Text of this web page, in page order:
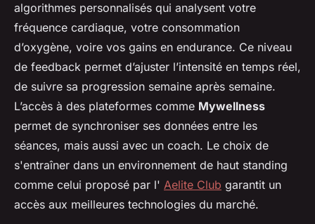
algorithmes personnalisés qui analysent votre
fréquence cardiaque, votre consommation
d’oxygène, voire vos gains en endurance. Ce niveau
de feedback permet d’ajuster l’intensité en temps réel,
de suivre sa progression semaine après semaine.
L’accès à des plateformes comme Mywellness
permet de synchroniser ses données entre les
séances, mais aussi avec un coach. Le choix de
s'entraîner dans un environnement de haut standing
comme celui proposé par l' Aelite Club garantit un
accès aux meilleures technologies du marché.